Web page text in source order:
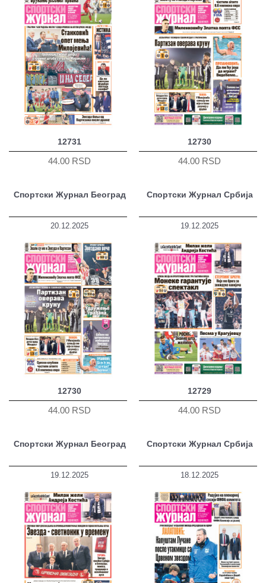
12731
44.00 RSD
12730
44.00 RSD
Спортски Журнал Београд
20.12.2025
12730
44.00 RSD
Спортски Журнал Србија
19.12.2025
12729
44.00 RSD
Спортски Журнал Београд
19.12.2025
Спортски Журнал Србија
18.12.2025